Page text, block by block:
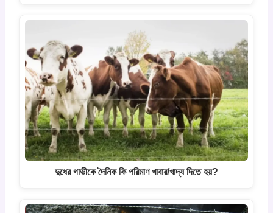
দুধের গাভীকে দৈনিক কি পরিমাণ খাবার/খাদ্য দিতে হয়?